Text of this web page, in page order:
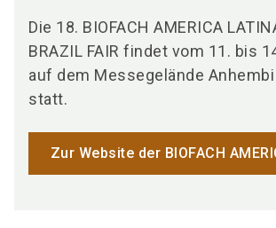
Die 18. BIOFACH AMERICA
BRAZIL FAIR findet vom 11. bis
auf dem Messegelände Anhembi
statt.
Zur Website der BIOFACH